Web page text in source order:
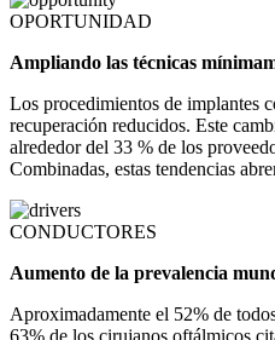
OPORTUNIDAD
Ampliando las técnicas
Los procedimientos de implantes
recuperación reducidos. Este
alrededor del 33 % de los
Combinadas, estas tendencias
CONDUCTORES
Aumento de la prevalencia
Aproximadamente el 52% de